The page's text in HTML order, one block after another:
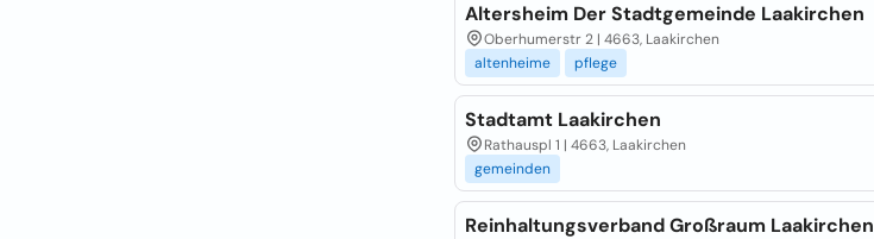
Altersheim Der Stadtgemeinde Laakirchen
Oberhumerstr 2 | 4663, Laakirchen
altenheime
pflege
Stadtamt Laakirchen
Rathauspl 1 | 4663, Laakirchen
gemeinden
Reinhaltungsverband Großraum Laakirchen